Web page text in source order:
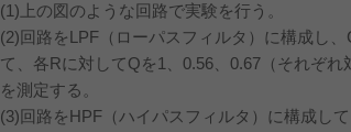
(1)上の図のような回路で実験を行う。
(2)回路をLPF（ローパスフィルタ）に構成し
て、各Rに対してQを1、0.56、0.67（それぞ
を測定する。
(3)回路をHPF（ハイパスフィルタ）に構成して